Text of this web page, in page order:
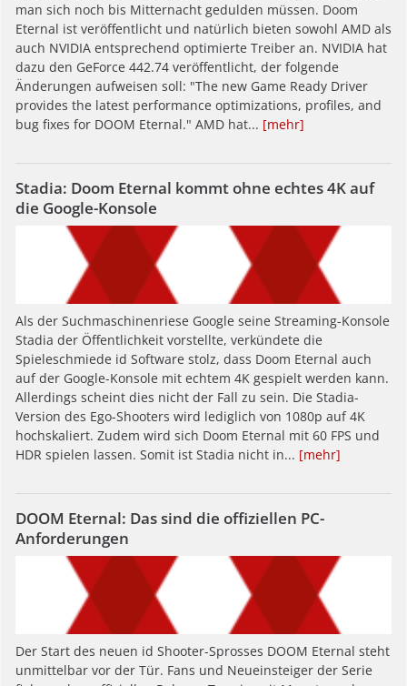
man sich noch bis Mitternacht gedulden müssen. Doom
Eternal ist veröffentlicht und natürlich bieten sowohl AMD als
auch NVIDIA entsprechend optimierte Treiber an. NVIDIA hat
dazu den GeForce 442.74 veröffentlicht, der folgende
Änderungen aufweisen soll: "The new Game Ready Driver
provides the latest performance optimizations, profiles, and
bug fixes for DOOM Eternal." AMD hat... [mehr]
Stadia: Doom Eternal kommt ohne echtes 4K auf
die Google-Konsole
Als der Suchmaschinenriese Google seine Streaming-Konsole
Stadia der Öffentlichkeit vorstellte, verkündete die
Spieleschmiede id Software stolz, dass Doom Eternal auch
auf der Google-Konsole mit echtem 4K gespielt werden kann.
Allerdings scheint dies nicht der Fall zu sein. Die Stadia-
Version des Ego-Shooters wird lediglich von 1080p auf 4K
hochskaliert. Zudem wird sich Doom Eternal mit 60 FPS und
HDR spielen lassen. Somit ist Stadia nicht in... [mehr]
DOOM Eternal: Das sind die offiziellen PC-
Anforderungen
Der Start des neuen id Shooter-Sprosses DOOM Eternal steht
unmittelbar vor der Tür. Fans und Neueinsteiger der Serie